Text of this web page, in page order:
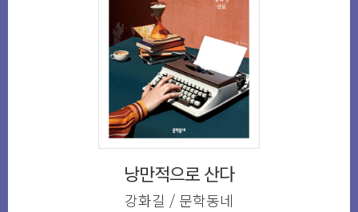
낭만적으로 산다
강화길 / 문학동네